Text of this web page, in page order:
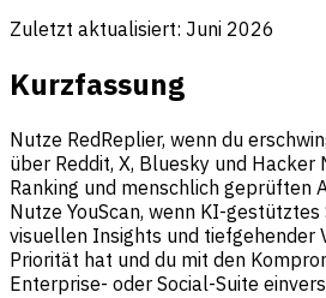
Zuletzt aktualisiert: Juni 2026
Kurzfassung
Nutze RedReplier, wenn du
über Reddit, X, Bluesky und Hacker
Ranking und menschlich geprüften
Nutze YouScan, wenn KI-
visuellen Insights und tiefgehender
Priorität hat und du mit den
Enterprise- oder Social-Suite